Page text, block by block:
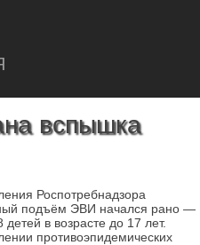
вспышка
Роспотребнадзора
подъём ЭВИ начался рано —
в возрасте до 17 лет.
противоэпидемических